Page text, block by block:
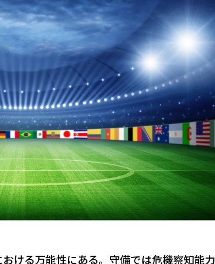
ける万能性にある。守備では危機察知能